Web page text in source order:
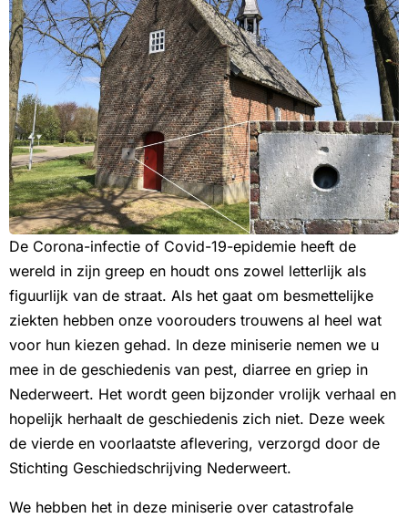
De Corona-infectie of Covid-19-epidemie heeft de
wereld in zijn greep en houdt ons zowel letterlijk als
figuurlijk van de straat. Als het gaat om besmettelijke
ziekten hebben onze voorouders trouwens al heel wat
voor hun kiezen gehad. In deze miniserie nemen we u
mee in de geschiedenis van pest, diarree en griep in
Nederweert. Het wordt geen bijzonder vrolijk verhaal en
hopelijk herhaalt de geschiedenis zich niet. Deze week
de vierde en voorlaatste aflevering, verzorgd door de
Stichting Geschiedschrijving Nederweert.
We hebben het in deze miniserie over catastrofale